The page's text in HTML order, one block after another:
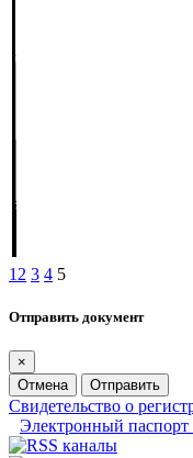
1 2 3 4 5
Отправить документ
×
Отмена
Отправить
Свидетельство о
Электронный